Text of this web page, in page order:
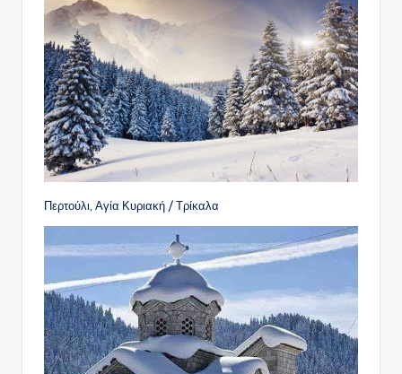
Περτούλι, Αγία Κυριακή / Τρίκαλα